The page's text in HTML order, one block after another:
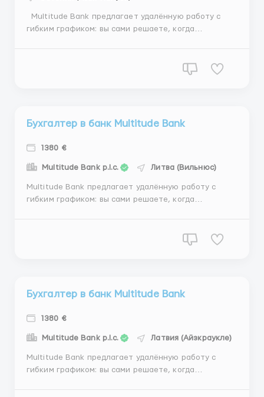
гибким графиком: вы сами решаете, когда
транзакционными списками (300–500 клиентов на
Бухгалтер в банк Multitude Bank
1380 €
Multitude Bank p.l.c. Литва (Вильнюс)
Multitude Bank предлагает удалённую работу с
гибким графиком: вы сами решаете, когда
транзакционными списками (300–500 клиентов на
Бухгалтер в банк Multitude Bank
1380 €
Multitude Bank p.l.c. Латвия (Айзкраукле)
Multitude Bank предлагает удалённую работу с
гибким графиком: вы сами решаете, когда